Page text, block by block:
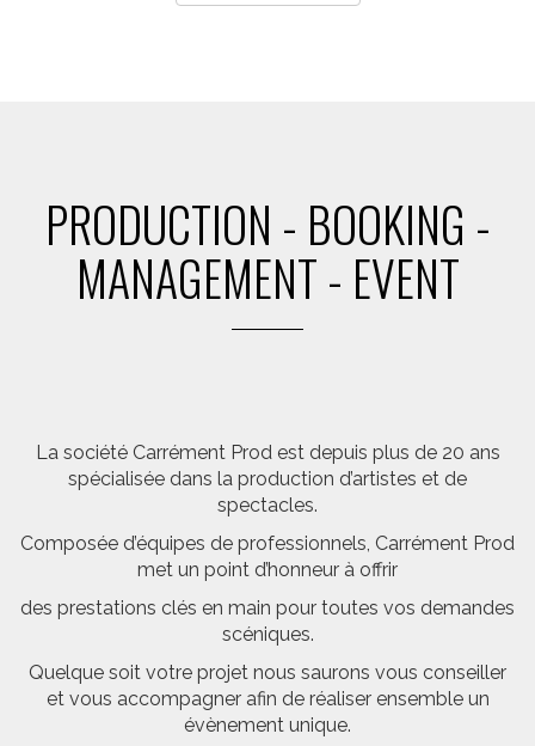
PRODUCTION - BOOKING -
MANAGEMENT - EVENT
La société Carrément Prod est depuis plus de 20 ans
spécialisée dans la production d’artistes et de
spectacles.
Composée d’équipes de professionnels, Carrément Prod
met un point d’honneur à offrir
des prestations clés en main pour toutes vos demandes
scéniques.
Quelque soit votre projet nous saurons vous conseiller
et vous accompagner afin de réaliser ensemble un
évènement unique.